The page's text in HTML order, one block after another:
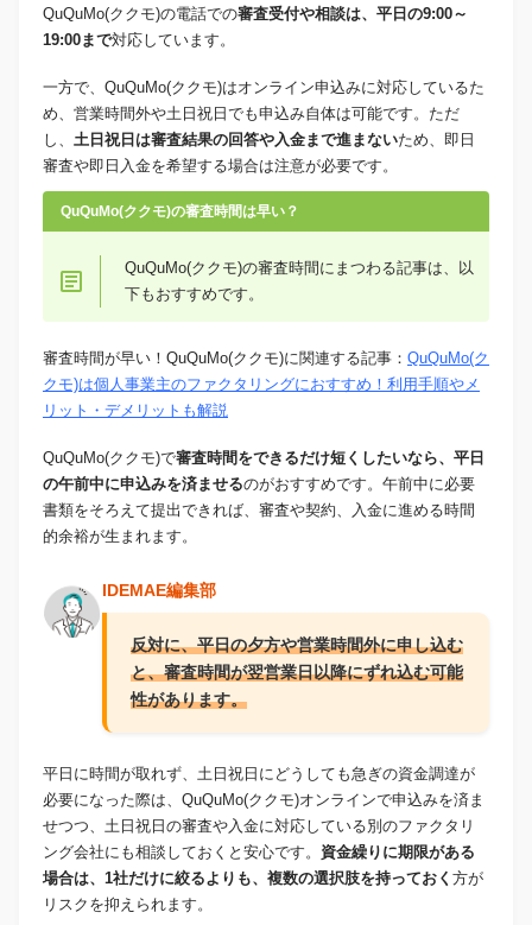
QuQuMo(ククモ)の電話での審査受付や相談は、平日の9:00～
19:00まで対応しています。
一方で、QuQuMo(ククモ)はオンライン申込みに対応しているた
め、営業時間外や土日祝日でも申込み自体は可能です。ただ
し、 土日祝日は審査結果の回答や入金まで進まないため、即日
審査や即日入金を希望する場合は注意が必要です。
QuQuMo(ククモ)の審査時間は早い？
QuQuMo(ククモ)の審査時間にまつわる記事は、以
下もおすすめです。
審査時間が早い！QuQuMo(ククモ)に関連する記事： QuQuMo(ク
クモ)は個人事業主のファクタリングにおすすめ！利用手順やメ
リット・デメリットも解説
QuQuMo(ククモ)で審査時間をできるだけ短くしたいなら、平日
の午前中に申込みを済ませるのがおすすめです。午前中に必要
書類をそろえて提出できれば、審査や契約、入金に進める時間
的余裕が生まれます。
IDEMAE編集部
反対に、平日の夕方や営業時間外に申し込む
と、審査時間が翌営業日以降にずれ込む可能
性があります。
平日に時間が取れず、土日祝日にどうしても急ぎの資金調達が
必要になった際は、QuQuMo(ククモ)オンラインで申込みを済ま
せつつ、土日祝日の審査や入金に対応している別のファクタリ
ング会社にも相談しておくと安心です。 資金繰りに期限がある
場合は、1社だけに絞るよりも、複数の選択肢を持っておく 方が
リスクを抑えられます。